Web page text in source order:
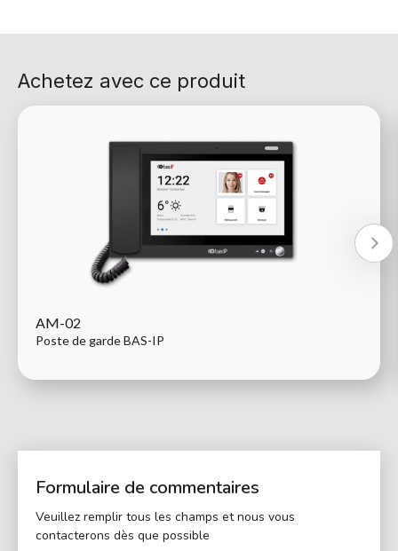
Achetez avec ce produit
AM-02
Poste de garde BAS-IP
Formulaire de commentaires
Veuillez remplir tous les champs et nous vous
contacterons dès que possible